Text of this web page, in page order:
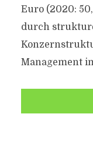
Euro (2020:
durch
Management